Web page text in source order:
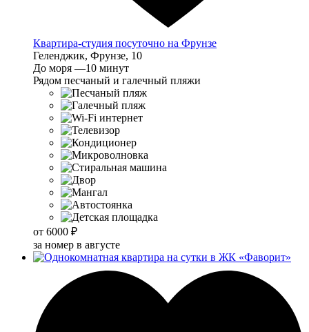
Квартира-студия посуточно на Фрунзе
Геленджик, Фрунзе, 10
До моря —10 минут
Рядом песчаный и галечный пляжи
от 6000 ₽
за номер в августе